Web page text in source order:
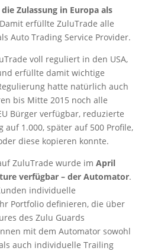
Zulassung in Europa als
erfüllte ZuluTrade alle
Auto Trading Service Provider.
voll reguliert in den USA,
erfüllte damit wichtige
hatte natürlich auch
bis Mitte 2015 noch alle
Bürger verfügbar, reduzierte
auf 1.000, später auf 500 Profile,
diese kopieren konnte.
ZuluTrade wurde im April
verfügbar – der Automator.
individuelle
Portfolio definieren, die über
des Zulu Guards
mit dem Automator sowohl
auch individuelle Trailing